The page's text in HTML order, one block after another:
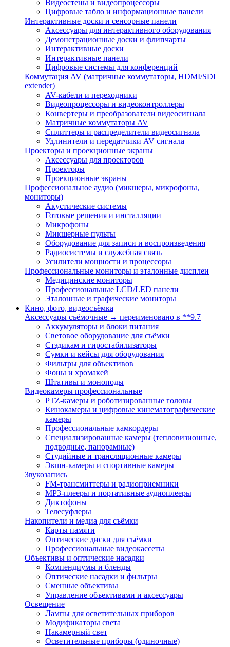
Видеостены и видеопроцессоры
Цифровые табло и информационные панели
Интерактивные доски и сенсорные панели
Аксессуары для интерактивного оборудования
Демонстрационные доски и флипчарты
Интерактивные доски
Интерактивные панели
Цифровые системы для конференций
Коммутация AV (матричные коммутаторы, HDMI/SDI
extender)
AV-кабели и переходники
Видеопроцессоры и видеоконтроллеры
Конвертеры и преобразователи видеосигнала
Матричные коммутаторы AV
Сплиттеры и распределители видеосигнала
Удлинители и передатчики AV сигнала
Проекторы и проекционные экраны
Аксессуары для проекторов
Проекторы
Проекционные экраны
Профессиональное аудио (микшеры, микрофоны,
мониторы)
Акустические системы
Готовые решения и инсталляции
Микрофоны
Микшерные пульты
Оборудование для записи и воспроизведения
Радиосистемы и служебная связь
Усилители мощности и процессоры
Профессиональные мониторы и эталонные дисплеи
Медицинские мониторы
Профессиональные LCD/LED панели
Эталонные и графические мониторы
Кино, фото, видеосъёмка
Аксессуары съёмочные → переименовано в **9.7
Аккумуляторы и блоки питания
Световое оборудование для съёмки
Стэдикам и гиростабилизаторы
Сумки и кейсы для оборудования
Фильтры для объективов
Фоны и хромакей
Штативы и моноподы
Видеокамеры профессиональные
PTZ-камеры и роботизированные головы
Кинокамеры и цифровые кинематографические
камеры
Профессиональные камкордеры
Специализированные камеры (тепловизионные,
подводные, панорамные)
Студийные и трансляционные камеры
Экшн-камеры и спортивные камеры
Звукозапись
FM-трансмиттеры и радиоприемники
MP3-плееры и портативные аудиоплееры
Диктофоны
Телесуфлеры
Накопители и медиа для съёмки
Карты памяти
Оптические диски для съёмки
Профессиональные видеокассеты
Объективы и оптические насадки
Компендиумы и бленды
Оптические насадки и фильтры
Сменные объективы
Управление объективами и аксессуары
Освещение
Лампы для осветительных приборов
Модификаторы света
Накамерный свет
Осветительные приборы (одиночные)